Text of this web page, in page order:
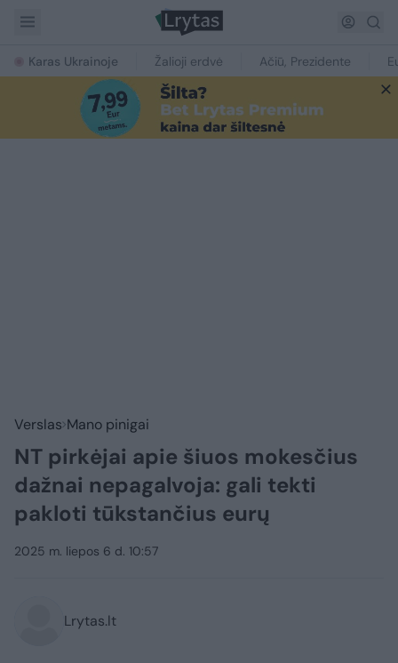
Karas Ukrainoje Žalioji erdvė Ačiū, Prezidente
Verslas Mano pinigai
NT pirkėjai apie šiuos mokesčius
dažnai nepagalvoja: gali tekti
pakloti tūkstančius eurų
2025 m. liepos 6 d. 10:57
Lrytas.lt